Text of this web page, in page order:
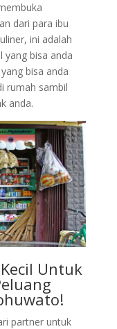
dari para ibu
ini adalah
yang bisa anda
bisa anda
rumah sambil
anda.
Untuk
partner untuk